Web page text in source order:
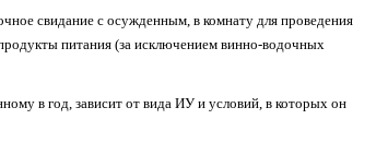
свидание с осужденным, в комнату для проведения
питания (за исключением винно-водочных
в год, зависит от вида ИУ и условий, в которых он